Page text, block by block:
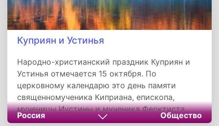
Куприян и Устинья
Народно-христианский праздник Куприян и
Устинья отмечается 15 октября. По
церковному календарю это день памяти
священномученика Киприана, епископа,
мученицы Иустины и мученика Феоктиста.
Другие названия праздника: День очищения от
Россия Общество